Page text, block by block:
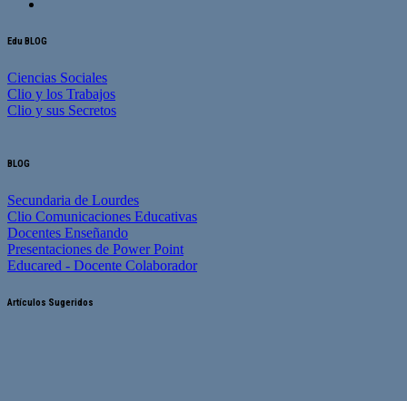
Edu BLOG
Ciencias Sociales
Clio y los Trabajos
Clio y sus Secretos
BLOG
Secundaria de Lourdes
Clio Comunicaciones Educativas
Docentes Enseñando
Presentaciones de Power Point
Educared - Docente Colaborador
Artículos Sugeridos